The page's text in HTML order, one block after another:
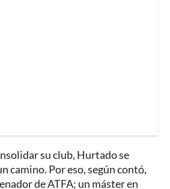
su club, Hurtado se
camino. Por eso, según contó,
de ATFA; un máster en